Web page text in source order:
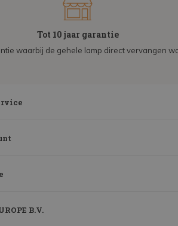
Tot 10 jaar garantie
waarbij de gehele lamp direct vervangen
B.V.